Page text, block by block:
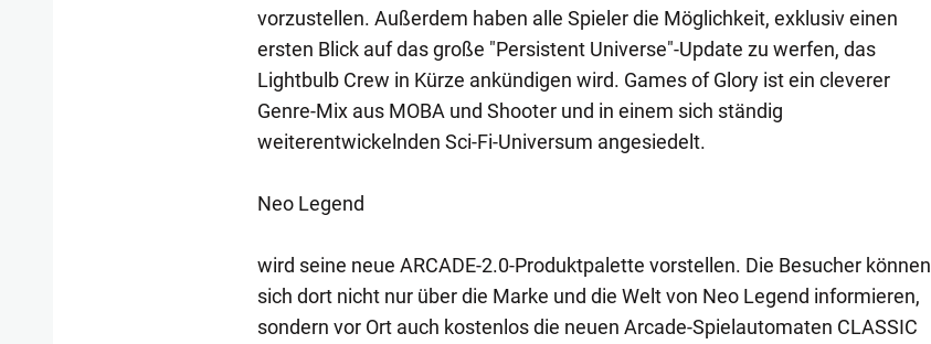
vorzustellen. Außerdem haben alle Spieler die Möglichkeit, exklusiv einen
ersten Blick auf das große "Persistent Universe"-Update zu werfen, das
Lightbulb Crew in Kürze ankündigen wird. Games of Glory ist ein cleverer
Genre-Mix aus MOBA und Shooter und in einem sich ständig
weiterentwickelnden Sci-Fi-Universum angesiedelt.
Neo Legend
wird seine neue ARCADE-2.0-Produktpalette vorstellen. Die Besucher können
sich dort nicht nur über die Marke und die Welt von Neo Legend informieren,
sondern vor Ort auch kostenlos die neuen Arcade-Spielautomaten CLASSIC